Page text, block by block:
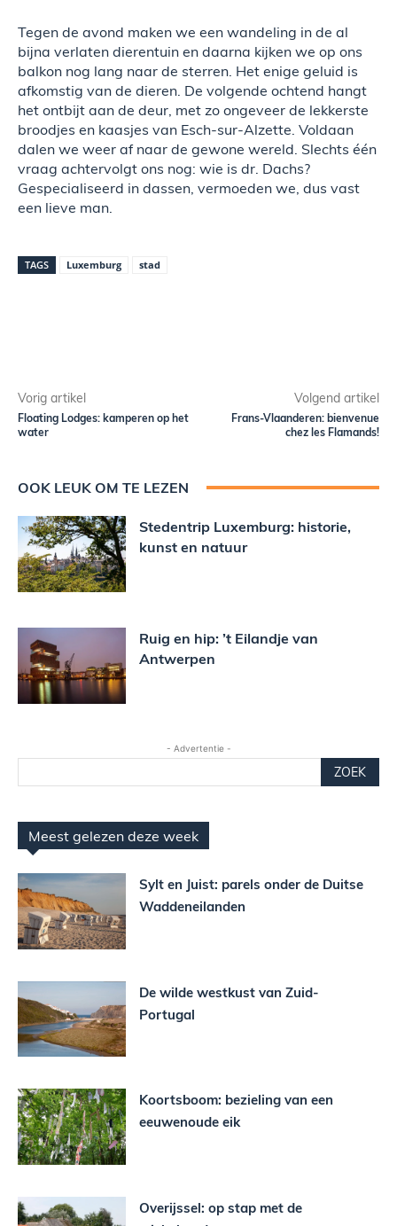
Tegen de avond maken we een wandeling in de al
bijna verlaten dierentuin en daarna kijken we op ons
balkon nog lang naar de sterren. Het enige geluid is
afkomstig van de dieren. De volgende ochtend hangt
het ontbijt aan de deur, met zo ongeveer de lekkerste
broodjes en kaasjes van Esch-sur-Alzette. Voldaan
dalen we weer af naar de gewone wereld. Slechts één
vraag achtervolgt ons nog: wie is dr. Dachs?
Gespecialiseerd in dassen, vermoeden we, dus vast
een lieve man.
TAGS Luxemburg stad
Vorig artikel
Floating Lodges: kamperen op het
water
Volgend artikel
Frans-Vlaanderen: bienvenue
chez les Flamands!
OOK LEUK OM TE LEZEN
Stedentrip Luxemburg: historie,
kunst en natuur
Ruig en hip: ’t Eilandje van
Antwerpen
- Advertentie -
ZOEK
Meest gelezen deze week
Sylt en Juist: parels onder de Duitse
Waddeneilanden
De wilde westkust van Zuid-
Portugal
Koortsboom: bezieling van een
eeuwenoude eik
Overijssel: op stap met de